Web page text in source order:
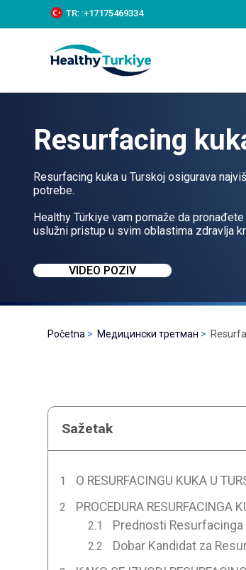
k
c
TR: :+‪17175469334‬
Resurfacing
Resurfacing kuka u Turskoj osigurava
potrebe.
Healthy Türkiye vam pomaže da
uslužni pristup u svim oblastima zdravlja
VIDEO POZIV
Početna Медицински третман
Sažetak
O RESURFACINGU KUKA U
PROCEDURA RESURFACINGA
Prednosti
Dobar Kandidat za